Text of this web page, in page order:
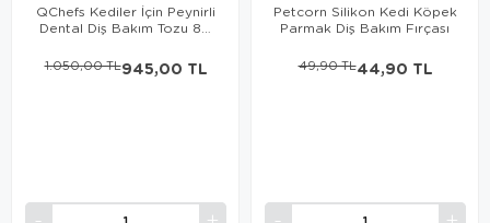
QChefs Kediler İçin Peynirli
Dental Diş Bakım Tozu 80
945,00 TL
1.050,00 TL
Petcorn Silikon Kedi Köpek
Parmak Diş Bakım Fırçası
44,90 TL
49,90 TL